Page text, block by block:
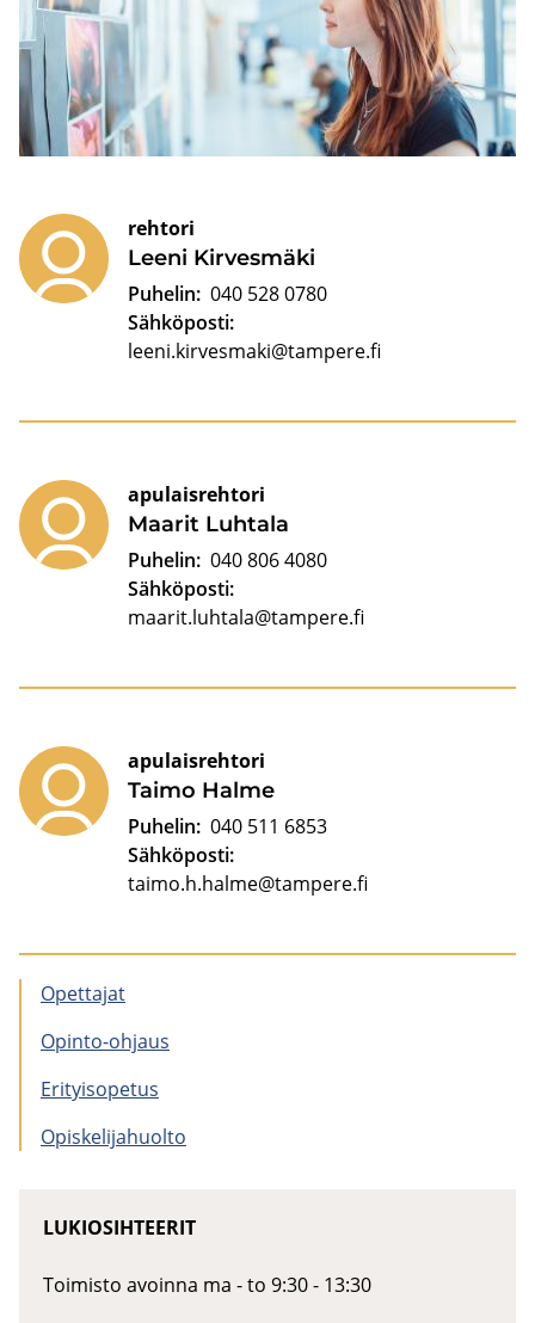
Leeni Kir­ves­mä­ki
rehtori
Puhelin: 040 528 0780
Sähköposti:
leeni.kirvesmaki@tampere.fi
Maa­rit Luh­ta­la
apulaisrehtori
Puhelin: 040 806 4080
Sähköposti:
maarit.luhtala@tampere.fi
Taimo Halme
apulaisrehtori
Puhelin: 040 511 6853
Sähköposti:
taimo.h.halme@tampere.fi
Opet­ta­jat
Opinto-​ohjaus
Eri­tyi­so­pe­tus
Opis­ke­li­ja­huol­to
LUKIOSIHTEERIT
Toimisto avoinna ma - to 9:30 - 13:30